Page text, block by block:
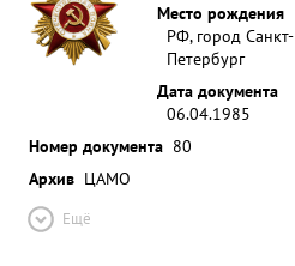
Место рождения
РФ, город Санкт-
Петербург
Дата документа
06.04.1985
Номер документа 80
Архив ЦАМО
Ещё